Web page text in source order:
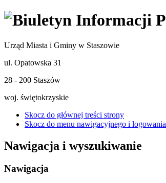
Urząd Miasta i Gminy w Staszowie
ul. Opatowska 31
28 - 200 Staszów
woj. świętokrzyskie
Skocz do głównej treści strony
Skocz do menu nawigacyjnego i logowania
Nawigacja i wyszukiwanie
Nawigacja